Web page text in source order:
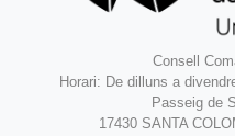
Consell
Horari: De dilluns a
Passeig de
17430 SANTA